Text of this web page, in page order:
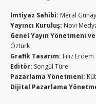
İmtiyaz Sahibi: Meral
Yayıncı Kuruluş: Novi
Genel Yayın Yönetmeni
Öztürk
Grafik Tasarım: Filiz Erdem
Editör: Songül Türe
Pazarlama Yönetmeni:
Dijital Pazarlama